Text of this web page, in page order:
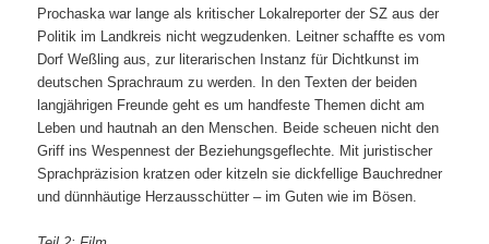
Prochaska war lange als kritischer Lokalreporter der SZ aus der
Politik im Landkreis nicht wegzudenken. Leitner schaffte es vom
Dorf Weßling aus, zur literarischen Instanz für Dichtkunst im
deutschen Sprachraum zu werden. In den Texten der beiden
langjährigen Freunde geht es um handfeste Themen dicht am
Leben und hautnah an den Menschen. Beide scheuen nicht den
Griff ins Wespennest der Beziehungsgeflechte. Mit juristischer
Sprachpräzision kratzen oder kitzeln sie dickfellige Bauchredner
und dünnhäutige Herzausschütter – im Guten wie im Bösen.